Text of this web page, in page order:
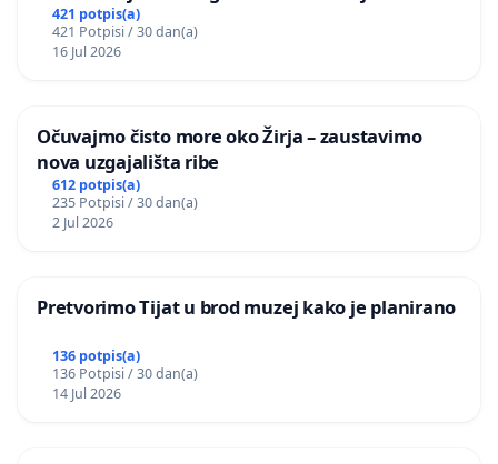
postojećih zelenih površina i odraslih stabala pri
donošenju izmjena urbanističkog plana
421 potpis(a)
421 Potpisi / 30 dan(a)
16 Jul 2026
Očuvajmo čisto more oko Žirja – zaustavimo
nova uzgajališta ribe
612 potpis(a)
235 Potpisi / 30 dan(a)
2 Jul 2026
Pretvorimo Tijat u brod muzej kako je planirano
136 potpis(a)
136 Potpisi / 30 dan(a)
14 Jul 2026